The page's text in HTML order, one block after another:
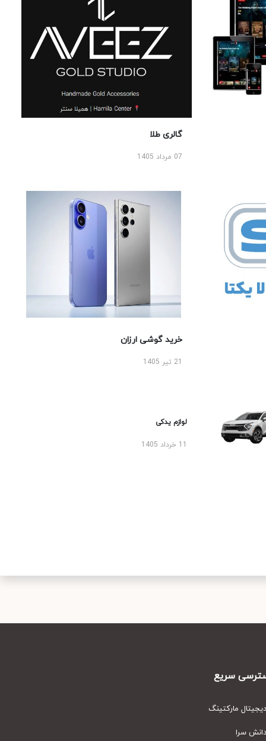
گالری طلا
07 مرداد 1405
خرید گوشی ارزان
لوازم یدکی
سریع
مارکتینگ
سرا